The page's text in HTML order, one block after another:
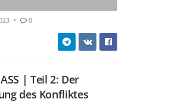
0
| Teil 2: Der
des Konfliktes